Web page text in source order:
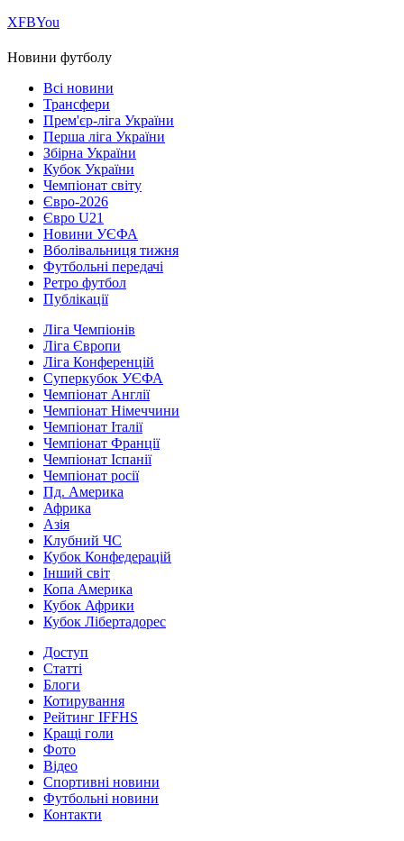
ХFBYou
Новини футболу
Всі новини
Трансфери
Прем'єр-ліга України
Перша ліга України
Збірна України
Кубок України
Чемпіонат світу
Євро-2026
Євро U21
Новини УЄФА
Вболівальниця тижня
Футбольні передачі
Ретро футбол
Публікації
Ліга Чемпіонів
Ліга Європи
Ліга Конференцій
Суперкубок УЄФА
Чемпіонат Англії
Чемпіонат Німеччини
Чемпіонат Італії
Чемпіонат Франції
Чемпіонат Іспанії
Чемпіонат росії
Пд. Америка
Африка
Азія
Клубний ЧС
Кубок Конфедерацій
Інший світ
Копа Америка
Кубок Африки
Кубок Лібертадорес
Доступ
Статті
Блоги
Котирування
Рейтинг IFFHS
Кращі голи
Фото
Відео
Спортивні новини
Футбольні новини
Контакти